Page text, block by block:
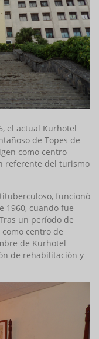
el actual Kurhotel
de Topes de
como centro
referente del turismo
funcionó
1960, cuando fue
un período de
centro de
de Kurhotel
de rehabilitación y